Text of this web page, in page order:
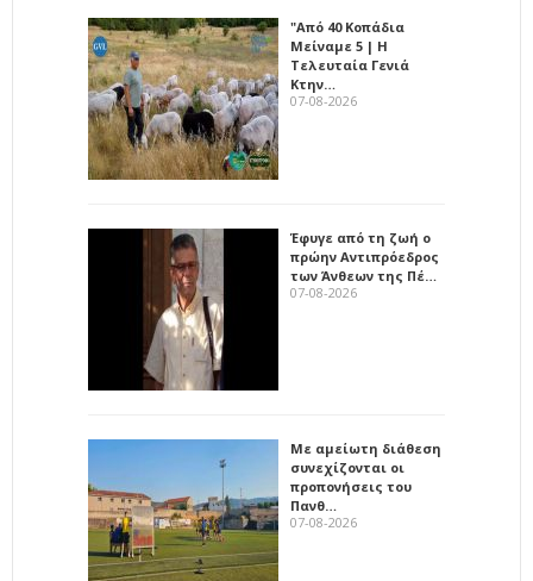
"Από 40 Κοπάδια
Μείναμε 5 | Η
Τελευταία Γενιά
Κτην…
07-08-2026
Έφυγε από τη ζωή ο
πρώην Αντιπρόεδρος
των Άνθεων της Πέ…
07-08-2026
Με αμείωτη διάθεση
συνεχίζονται οι
προπονήσεις του
Πανθ…
07-08-2026